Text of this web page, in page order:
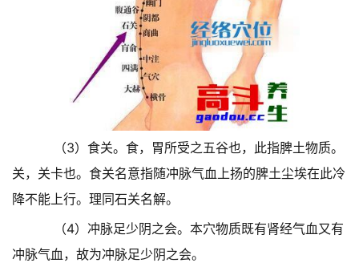
（3）食关。食，胃所受之五谷也，此指脾土物质。
关，关卡也。食关名意指随冲脉气血上扬的脾土尘埃在此冷
降不能上行。理同石关名解。
（4）冲脉足少阴之会。本穴物质既有肾经气血又有
冲脉气血，故为冲脉足少阴之会。